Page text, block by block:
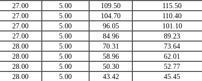
27.00 5.00 109.50
115.50
27.00 5.00 104.70
110.40
27.00 5.00 96.05
101.10
27.00 5.00 84.96
89.23
28.00 5.00 70.31
73.64
28.00 5.00 58.96
62.01
28.00 5.00 50.30
52.77
28.00 5.00 43.42
45.45